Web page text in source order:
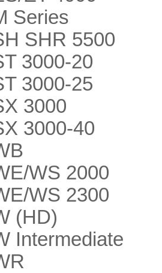
Series
SHR 5500
3000-20
3000-25
3000
3000-40
WS 2000
WS 2300
(HD)
Intermediate